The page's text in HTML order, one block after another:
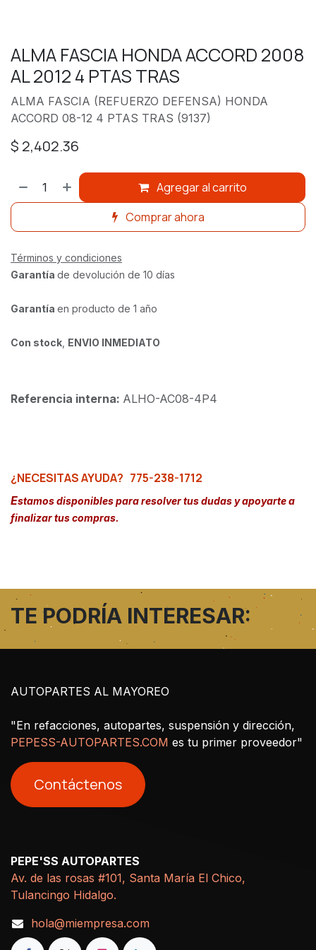
ALMA FASCIA HONDA ACCORD 2008
AL 2012 4 PTAS TRAS
ALMA FASCIA (REFUERZO DEFENSA) HONDA
ACCORD 08-12 4 PTAS TRAS (9137)
$ 2,402.36
Agregar al carrito
Comprar ahora
Términos y condiciones
Garantía de devolución de 10 días
Garantía en producto de 1 año
Con stock ENVIO INMEDIATO
Referencia interna: ALHO-AC08-4P4
¿NECESITAS AYUDA? 775-238-1712
Estamos disponibles para resolver tus dudas y apoyarte a
finalizar tus compras.
TE PODRÍA INTERESAR:
AUTOPARTES AL MAYOREO
"En refacciones, autopartes, suspensión y dirección,
PEPESS-AUTOPARTES.COM es tu primer proveedor"
Contáctenos
PEPE'SS AUTOPARTES
Av. de las rosas #101, Santa María El Chico,
Tulancingo Hidalgo.
hola@miempresa.com